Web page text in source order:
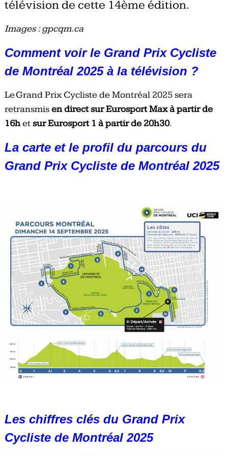
télévision de cette 14ème édition.
Images : gpcqm.ca
Comment voir le Grand Prix Cycliste
de Montréal 2025 à la télévision ?
Le Grand Prix Cycliste de Montréal 2025 sera
retransmisen direct sur Eurosport Max à partir de
16hetsur Eurosport 1 à partir de 20h30.
La carte et le profil du parcours du
Grand Prix Cycliste de Montréal 2025
Les chiffres clés du Grand Prix
Cycliste de Montréal 2025